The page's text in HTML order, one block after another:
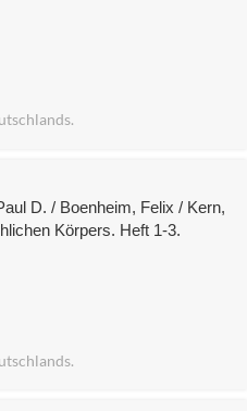
D. / Boenheim, Felix / Kern,
Körpers. Heft 1-3.